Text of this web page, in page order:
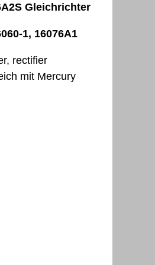
Gleichrichter
1, 16076A1
rectifier
mit Mercury